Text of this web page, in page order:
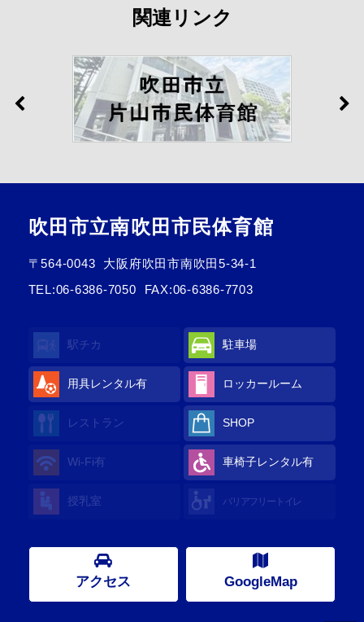
関連リンク
吹田市立南吹田市民体育館
〒564-0043
大阪府吹田市南吹田5-34-1
TEL:06-6386-7050 FAX:06-6386-7703
駅チカ 駐車場
用具レンタル有 ロッカールーム
レストラン SHOP
Wi-Fi有 車椅子レンタル有
授乳室 バリアフリートイレ
アクセス GoogleMap